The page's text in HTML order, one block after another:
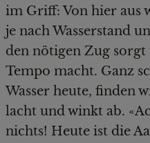
im Griff: Von hier aus
je nach Wasserstand
den nötigen Zug sorgt
Tempo macht. Ganz
Wasser heute, finden
lacht und winkt ab.
nichts! Heute ist die